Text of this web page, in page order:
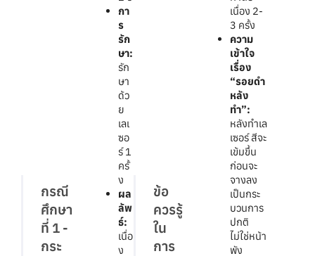
กรณี
ศึกษา
ที่ 1 -
กระ
กา
ร
รัก
ษา:
รัก
ษา
ด้ว
ย
เลเ
ซอ
ร์ 1
ครั้
ง
ผล
ลัพ
ธ์:
เนื่อ
ง
ข้อ
ควรรู้
ใน
การ
เนื่อง 2-
3 ครั้ง
ความ
เข้าใจ
เรื่อง
“รอยดำ
หลัง
ทำ”:
หลังทำเล
เซอร์ สีจะ
เข้มขึ้น
ก่อนจะ
จางลง
เป็นกระ
บวนการ
ปกติ
ไม่ใช่หน้า
พัง